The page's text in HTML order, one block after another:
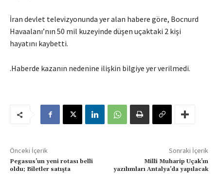
İran devlet televizyonunda yer alan habere göre, Bocnurd
Havaalanı’nın 50 mil kuzeyinde düşen uçaktaki 2 kişi
hayatını kaybetti.
.Haberde kazanın nedenine ilişkin bilgiye yer verilmedi.
Önceki İçerik
Pegasus’un yeni rotası belli
oldu; Biletler satışta
Sonraki İçerik
Milli Muharip Uçak’ın
yazılımları Antalya’da yapılacak